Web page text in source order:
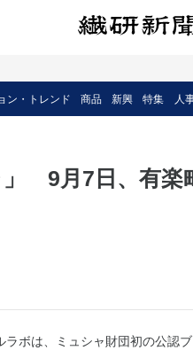
ン・トレンド 商品 新興 特集 人
9月7日、有楽
ボは、ミュシャ財団初の公認